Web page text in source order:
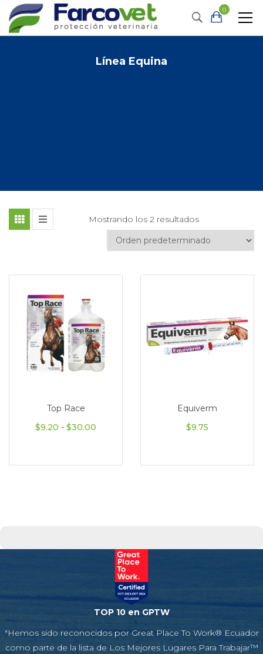
0
Línea Equina
Mostrando los 2 resultados
Top Race
$9.20 - $30.00 Rango de precios: desde $9.20 hasta
Equiverm
$9.75
TOP 10 en GPTW
"Hemos sido reconocidos por Great Place To Work® Ecuador
como parte de la lista de Los Mejores Lugares Para Trabajar™